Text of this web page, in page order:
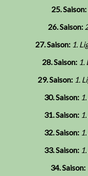
25. Saison:
26. Saison:
27. Saison: 1.
28. Saison: 1.
29. Saison: 1.
30. Saison:
31. Saison:
32. Saison:
33. Saison:
34. Saison: